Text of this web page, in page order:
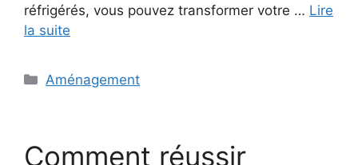
réfrigérés, vous pouvez transformer votre … Lire
la suite
Catégories
Aménagement
Comment réussir